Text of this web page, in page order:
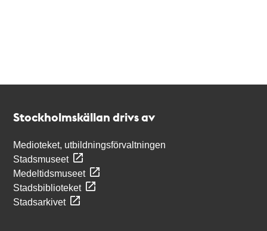
Stockholmskällan drivs av
Medioteket, utbildningsförvaltningen
Stadsmuseet
Medeltidsmuseet
Stadsbiblioteket
Stadsarkivet